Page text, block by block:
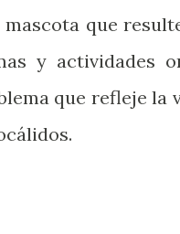
que
y actividades
que refleje